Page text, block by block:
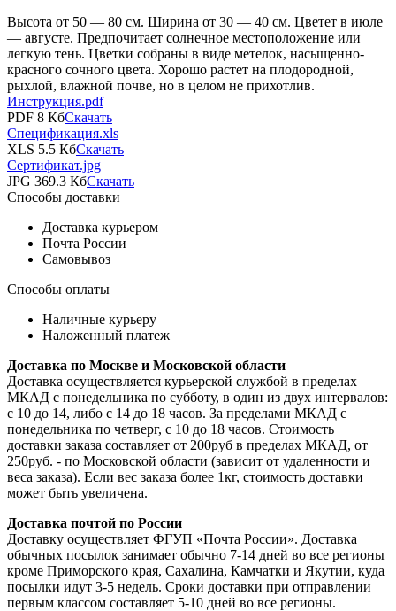
Высота от 50 — 80 см. Ширина от 30 — 40 см. Цветет в июле
— августе. Предпочитает солнечное местоположение или
легкую тень. Цветки собраны в виде метелок, насыщенно-
красного сочного цвета. Хорошо растет на плодородной,
рыхлой, влажной почве, но в целом не прихотлив.
Инструкция.pdf
PDF 8 КбСкачать
Спецификация.xls
XLS 5.5 КбСкачать
Сертификат.jpg
JPG 369.3 КбСкачать
Способы доставки
Доставка курьером
Почта России
Самовывоз
Способы оплаты
Наличные курьеру
Наложенный платеж
Доставка по Москве и Московской области
Доставка осуществляется курьерской службой в пределах
МКАД с понедельника по субботу, в один из двух интервалов:
с 10 до 14, либо с 14 до 18 часов. За пределами МКАД с
понедельника по четверг, с 10 до 18 часов. Стоимость
доставки заказа составляет от 200руб в пределах МКАД, от
250руб. - по Московской области (зависит от удаленности и
веса заказа). Если вес заказа более 1кг, стоимость доставки
может быть увеличена.
Доставка почтой по России
Доставку осуществляет ФГУП «Почта России». Доставка
обычных посылок занимает обычно 7-14 дней во все регионы
кроме Приморского края, Сахалина, Камчатки и Якутии, куда
посылки идут 3-5 недель. Сроки доставки при отправлении
первым классом составляет 5-10 дней во все регионы.